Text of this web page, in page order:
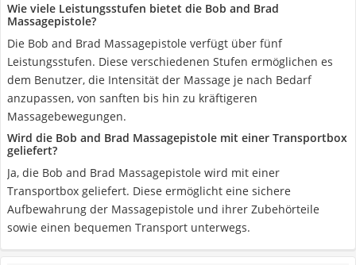
Wie viele Leistungsstufen bietet die Bob and Brad
Massagepistole?
Die Bob and Brad Massagepistole verfügt über fünf
Leistungsstufen. Diese verschiedenen Stufen ermöglichen es
dem Benutzer, die Intensität der Massage je nach Bedarf
anzupassen, von sanften bis hin zu kräftigeren
Massagebewegungen.
Wird die Bob and Brad Massagepistole mit einer Transportbox
geliefert?
Ja, die Bob and Brad Massagepistole wird mit einer
Transportbox geliefert. Diese ermöglicht eine sichere
Aufbewahrung der Massagepistole und ihrer Zubehörteile
sowie einen bequemen Transport unterwegs.